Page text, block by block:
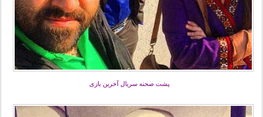
پشت صحنه سریال آخرین بازی